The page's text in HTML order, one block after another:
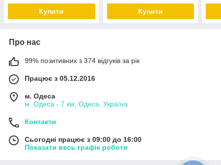
Купити Купити
Про нас
99% позитивних з 374 відгуків за рік
Працює з 05.12.2016
м. Одеса
м. Одеса - 7 км, Одеса, Україна
Контакти
Сьогодні працює з 09:00 до 16:00
Показати весь графік роботи